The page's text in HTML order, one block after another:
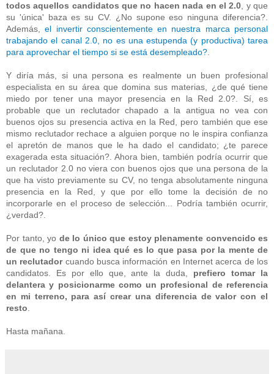
todos aquellos candidatos que no hacen nada en el 2.0 , y que
su 'única' baza es su CV. ¿No supone eso ninguna diferencia?.
Además,el invertir conscientemente en nuestra marca personal
trabajando el canal 2.0, no es una estupenda (y productiva) tarea
para aprovechar el tiempo si se está desempleado?
Y diría más, si una persona es realmente un buen profesional
especialista en su área que domina sus materias, ¿de qué tiene
miedo por tener una mayor presencia en la Red 2.0?. Sí, es
probable que un reclutador chapado a la antigua no vea con
buenos ojos su presencia activa en la Red, pero también que ese
mismo reclutador rechace a alguien porque no le inspira confianza
el apretón de manos que le ha dado el candidato; ¿te parece
exagerada esta situación?. Ahora bien, también podría ocurrir que
un reclutador 2.0 no viera con buenos ojos que una persona de la
que ha visto previamente su CV, no tenga absolutamente ninguna
presencia en la Red, y que por ello tome la decisión de no
incorporarle en el proceso de selección... Podría también ocurrir,
¿verdad?.
Por tanto, yo de lo único que estoy plenamente convencido es
de que no tengo ni idea qué es lo que pasa por la mente de
un reclutadorcuando busca información en Internet acerca de los
candidatos. Es por ello que, ante la duda, prefiero tomar la
delantera y posicionarme como un profesional de referencia
en mi terreno, para así crear una diferencia de valor con el
resto
Hasta mañana.